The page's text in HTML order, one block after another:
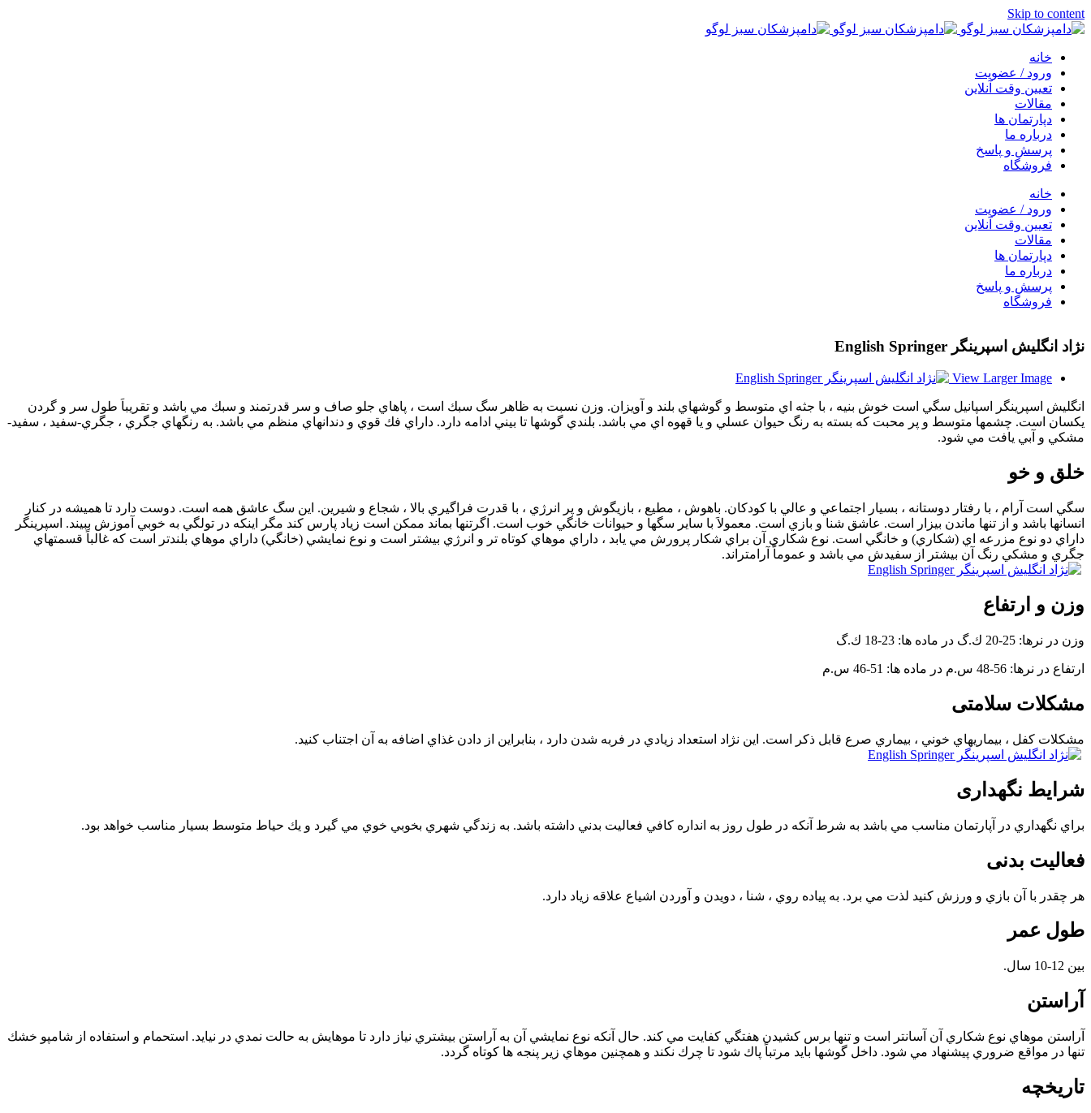
Skip to content
خانه
ورود / عضویت
تعیین وقت آنلاین
مقالات
دپارتمان ها
درباره ما
پرسش و پاسخ
فروشگاه
خانه
ورود / عضویت
تعیین وقت آنلاین
مقالات
دپارتمان ها
درباره ما
پرسش و پاسخ
فروشگاه
نژاد انگلیش اسپرینگر English Springer
View Larger Image
انگليش اسپرينگر اسپانيل سگي است خوش بنيه ‏، با جثه اي متوسط و گوشهاي بلند و آويزان. وزن نسبت به ظاهر سگ سبك است ، پاهاي جلو صاف و سر قدرتمند و سبك مي باشد و تقريباَ طول سر و گردن
يكسان است. چشمها متوسط و پر محبت كه بسته به رنگ حيوان عسلي و يا قهوه اي مي باشد. بلندي گوشها تا بيني ادامه دارد. داراي فك قوي و دندانهاي منظم مي باشد. به رنگهاي جگري ، جگري-سفيد ، سفيد-
مشكي و آبي يافت مي شود.
خلق و خو
سگي است آرام ، با رفتار دوستانه ، بسيار اجتماعي و عالي با كودكان. باهوش ، مطيع ، بازيگوش و پر انرژي ، با قدرت فراگيري بالا ، شجاع و شيرين. اين سگ عاشق همه است. دوست دارد تا هميشه در كنار
انسانها باشد و از تنها ماندن بيزار است. عاشق شنا و بازي است. معمولاَ با ساير سگها و حيوانات خانگي خوب است. اگرتنها بماند ممكن است زياد پارس كند مگر اينكه در تولگي به خوبي آموزش ببيند. اسپرينگر
داراي دو نوع مزرعه اي (شكاري) و خانگي است. نوع شكاري آن براي شكار پرورش مي يابد ، داراي موهاي كوتاه تر و انرژي بيشتر است و نوع نمايشي (خانگي) داراي موهاي بلندتر است كه غالباً قسمتهاي
جگري و مشكي رنگ آن بيشتر از سفيدش مي باشد و عموماً آرامتراند.
وزن و ارتفاع
وزن در نرها: 25-20 ك.گ در ماده ها: 23-18 ك.گ
ارتفاع در نرها: 56-48 س.م در ماده ها: 51-46 س.م
مشکلات سلامتی
مشكلات كفل ، بيماريهاي خوني ، بيماري صرع قابل ذكر است. اين نژاد استعداد زيادي در فربه شدن دارد ، بنابراين از دادن غذاي اضافه به آن اجتناب كنيد.
شرایط نگهداری
براي نگهداري در آپارتمان مناسب مي باشد به شرط آنكه در طول روز به انداره كافي فعاليت بدني داشته باشد. به زندگي شهري بخوبي خوي مي گيرد و يك حياط متوسط بسيار مناسب خواهد بود.
فعالیت بدنی
هر چقدر با آن بازي و ورزش كنيد لذت مي برد. به پياده روي ، شنا ، دويدن و آوردن اشياع علاقه زياد دارد.
طول عمر
بين 12-10 سال.
آراستن
آراستن موهاي نوع شكاري آن آسانتر است و تنها برس كشيدن هفتگي كفايت مي كند. حال آنكه نوع نمايشي آن به آراستن بيشتري نياز دارد تا موهايش به حالت نمدي در نيايد. استحمام و استفاده از شامپو خشك
تنها در مواقع ضروري پيشنهاد مي شود. داخل گوشها بايد مرتباً پاك شود تا چرك نكند و همچنين موهاي زير پنجه ها كوتاه گردد.
تاریخچه